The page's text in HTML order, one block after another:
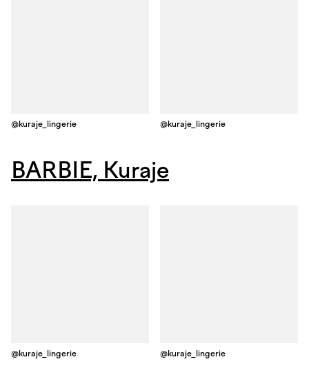
@kuraje_lingerie @kuraje_lingerie
BARBIE, Kuraje
@kuraje_lingerie @kuraje_lingerie